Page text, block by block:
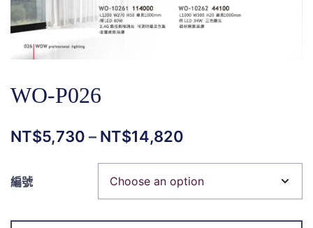
WO-P026
NT$5,730 – NT$14,820
編號